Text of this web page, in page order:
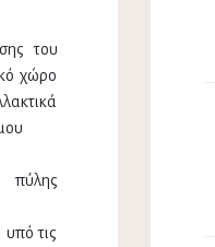
του
χώρο
πύλης
τις